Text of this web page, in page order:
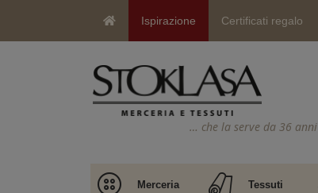
Ispirazione Certificati regalo
… che la serve da 36 anni
Merceria Tessuti